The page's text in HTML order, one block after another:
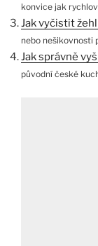
konvice jak
Jak vyčistit
nebo nešikovnosti
Jak správně
původní české